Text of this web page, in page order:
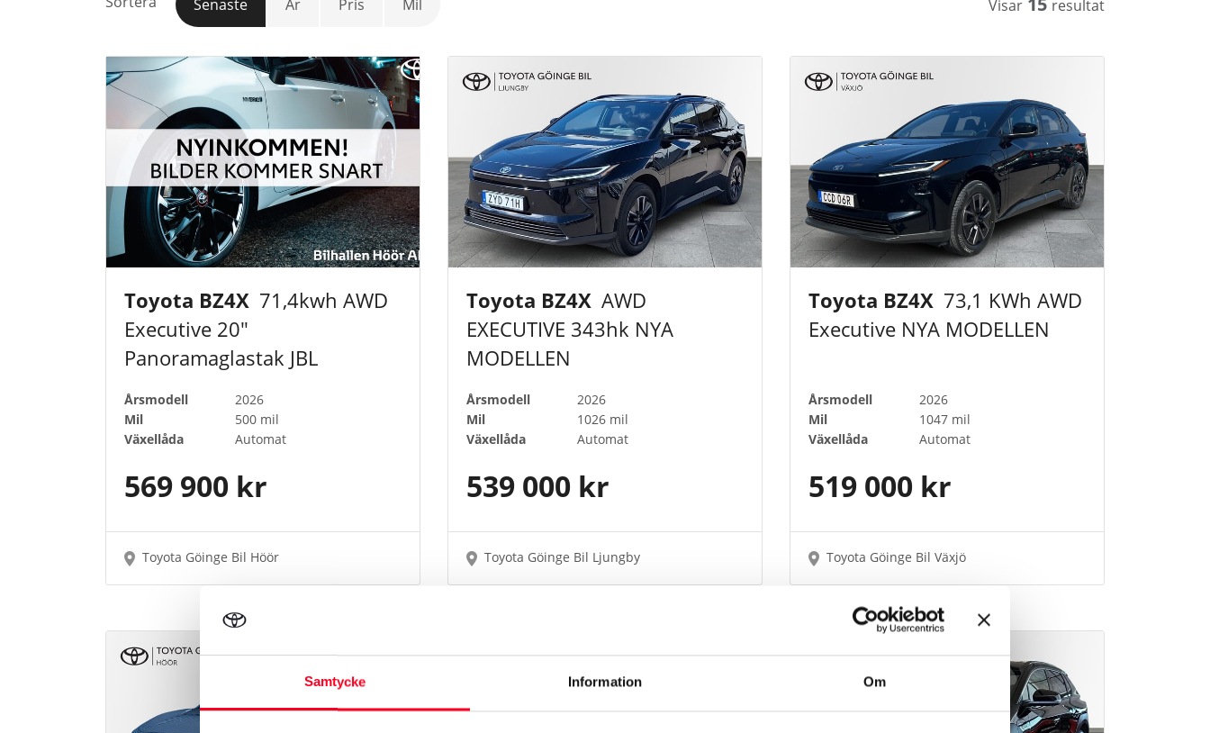
Samtycke Information Om
Senaste År Pris Mil Visar resultat
Toyota BZ4X 71,4kwh AWD
Executive 20"
Panoramaglastak JBL
Årsmodell
2026
Mil
500 mil
Växellåda
Automat
569 900 kr
Toyota Göinge Bil Höör
Toyota BZ4X AWD
EXECUTIVE 343hk NYA
MODELLEN
Årsmodell
2026
Mil
1026 mil
Växellåda
Automat
539 000 kr
Toyota Göinge Bil Ljungby
Toyota BZ4X 73,1 KWh AWD
Executive NYA MODELLEN
Årsmodell
2026
Mil
1047 mil
Växellåda
Automat
519 000 kr
Toyota Göinge Bil Växjö
Toyota Approved Used